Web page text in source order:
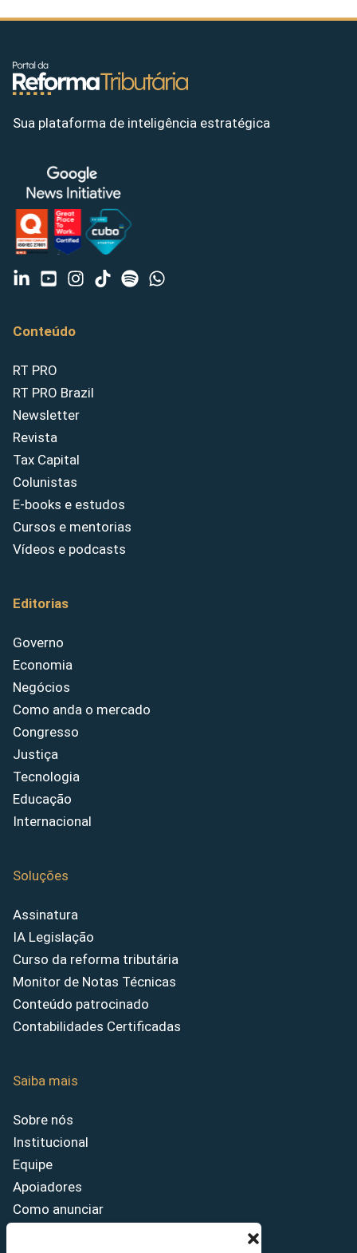
Sua plataforma de inteligência estratégica
Conteúdo
RT PRO
RT PRO Brazil
Newsletter
Revista
Tax Capital
Colunistas
E-books e estudos
Cursos e mentorias
Vídeos e podcasts
Editorias
Governo
Economia
Negócios
Como anda o mercado
Congresso
Justiça
Tecnologia
Educação
Internacional
Soluções
Assinatura
IA Legislação
Curso da reforma tributária
Monitor de Notas Técnicas
Conteúdo patrocinado
Contabilidades Certificadas
Saiba mais
Sobre nós
Institucional
Equipe
Apoiadores
Como anunciar